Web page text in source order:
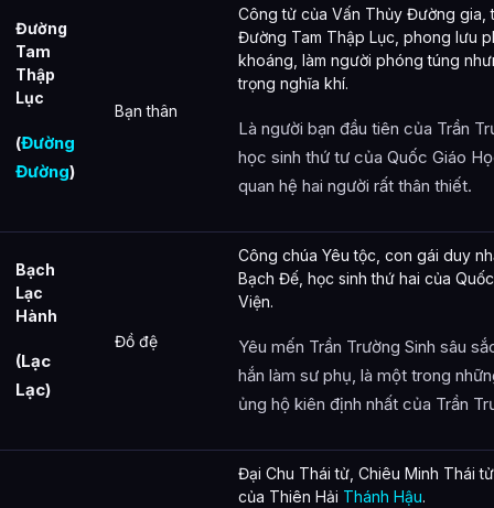
Đường
Tam
Thập
Lục
(Đường
Đường)
Bạn thân
Công tử của Vấn Thủy Đường gia,
Đường Tam Thập Lục, phong lưu
khoáng, làm người phóng túng
trọng nghĩa khí.
Là người bạn đầu tiên của Trần
học sinh thứ tư của Quốc Giáo
quan hệ hai người rất thân thiết.
Bạch
Lạc
Hành
(Lạc
Lạc)
Đồ đệ
Công chúa Yêu tộc, con gái duy
Bạch Đế, học sinh thứ hai của
Viện.
Yêu mến Trần Trường Sinh sâu
hắn làm sư phụ, là một trong
ủng hộ kiên định nhất của Trần
Đại Chu Thái tử, Chiêu Minh Thái
của Thiên Hải Thánh Hậu.